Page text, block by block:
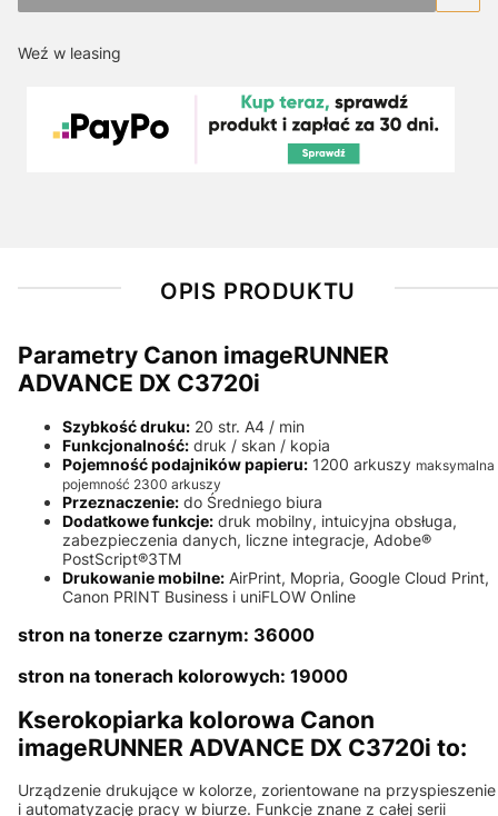
Weź w leasing
OPIS PRODUKTU
Parametry Canon imageRUNNER
ADVANCE DX C3720i
Szybkość druku: 20 str. A4 / min
Funkcjonalność: druk / skan / kopia
Pojemność podajników papieru: 1200 arkuszy maksymalna
pojemność 2300 arkuszy
Przeznaczenie: do Średniego biura
Dodatkowe funkcje: druk mobilny, intuicyjna obsługa,
zabezpieczenia danych, liczne integracje, Adobe®
PostScript®3TM
Drukowanie mobilne: AirPrint, Mopria, Google Cloud Print,
Canon PRINT Business i uniFLOW Online
stron na tonerze czarnym: 36000
stron na tonerach kolorowych: 19000
Kserokopiarka kolorowa Canon
imageRUNNER ADVANCE DX C3720i to:
Urządzenie drukujące w kolorze, zorientowane na przyspieszenie
i automatyzację pracy w biurze. Funkcje znane z całej serii